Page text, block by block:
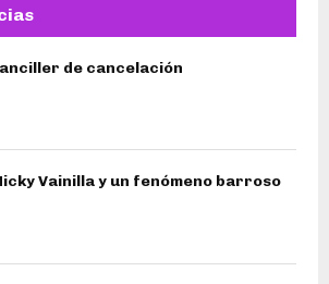
de cancelación
Vainilla y un fenómeno barroso